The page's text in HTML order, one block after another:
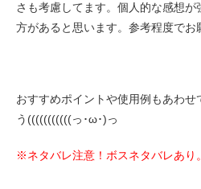
さも考慮してます。個人的な感想が
方があると思います。参考程度でお
おすすめポイントや使用例もあわせ
う(((((((((((っ･ω･)っ
※ネタバレ注意！ボスネタバレあり。